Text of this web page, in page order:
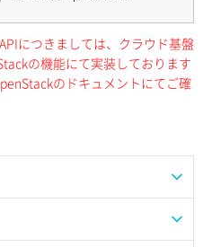
につきましては、クラウド基盤
の機能にて実装しております
のドキュメントにてご確